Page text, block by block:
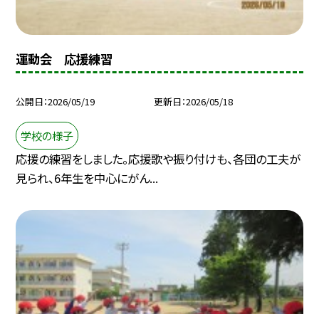
運動会 応援練習
公開日 2026/05/19 更新日 2026/05/18
学校の様子
応援の練習をしました。応援歌や振り付けも、各団の工夫が
見られ、6年生を中心にがん...